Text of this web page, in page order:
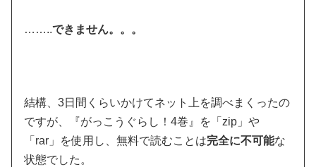
……..できません。。。
結構、3日間くらいかけてネット上を調べまくったの
ですが、『がっこうぐらし！4巻』を「zip」や
「rar」を使用し、無料で読むことは完全に不可能な
状態でした。